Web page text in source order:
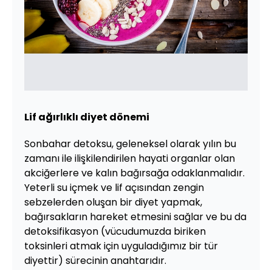
Lif ağırlıklı diyet dönemi
Sonbahar detoksu, geleneksel olarak yılın bu
zamanı ile ilişkilendirilen hayati organlar olan
akciğerlere ve kalın bağırsağa odaklanmalıdır.
Yeterli su içmek ve lif açısından zengin
sebzelerden oluşan bir diyet yapmak,
bağırsakların hareket etmesini sağlar ve bu da
detoksifikasyon (vücudumuzda biriken
toksinleri atmak için uyguladığımız bir tür
diyettir) sürecinin anahtarıdır.